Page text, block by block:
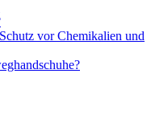
vor Chemikalien und